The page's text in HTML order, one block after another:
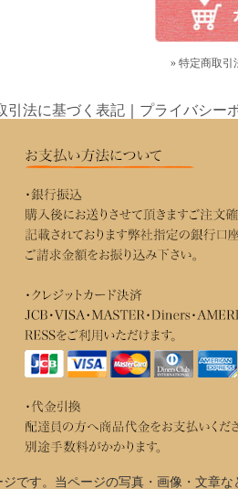
» 特定商取引
引法に基づく表記 プライバシー
です。当ページの写真・画像・文章な